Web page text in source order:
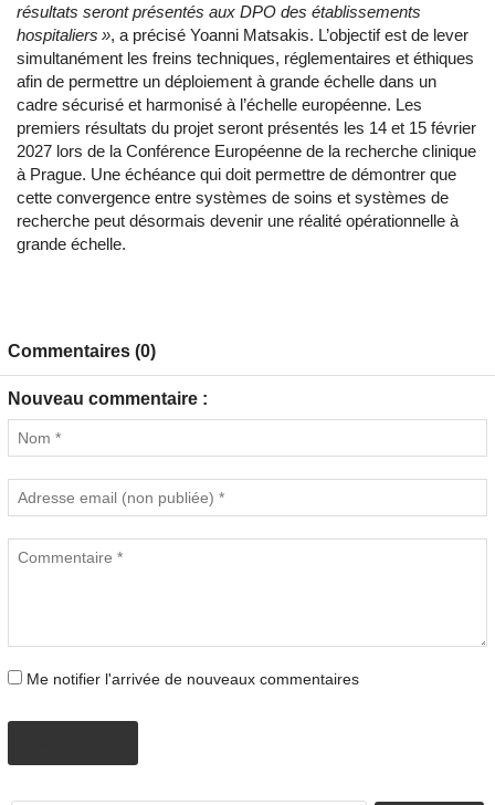
résultats seront présentés aux DPO des établissements
hospitaliers », a précisé Yoanni Matsakis. L’objectif est de lever
simultanément les freins techniques, réglementaires et éthiques
afin de permettre un déploiement à grande échelle dans un
cadre sécurisé et harmonisé à l’échelle européenne. Les
premiers résultats du projet seront présentés les 14 et 15 février
2027 lors de la Conférence Européenne de la recherche clinique
à Prague. Une échéance qui doit permettre de démontrer que
cette convergence entre systèmes de soins et systèmes de
recherche peut désormais devenir une réalité opérationnelle à
grande échelle.
Commentaires (0)
Nouveau commentaire :
Me notifier l'arrivée de nouveaux commentaires